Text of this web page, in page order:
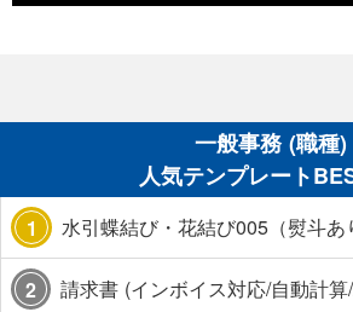
一般事務 (職種)
人気テンプレート
1 水引蝶結び・花結び005（熨斗あ
2